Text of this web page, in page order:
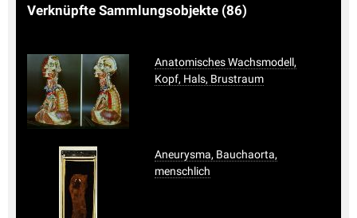
Verknüpfte Sammlungsobjekte (86)
Anatomisches Wachsmodell,
Kopf, Hals, Brustraum
Aneurysma, Bauchaorta,
menschlich